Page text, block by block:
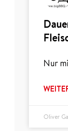
Nur
Oliver